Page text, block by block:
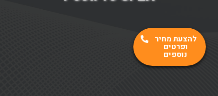
להצעת מחיר
ופרטים
נוספים